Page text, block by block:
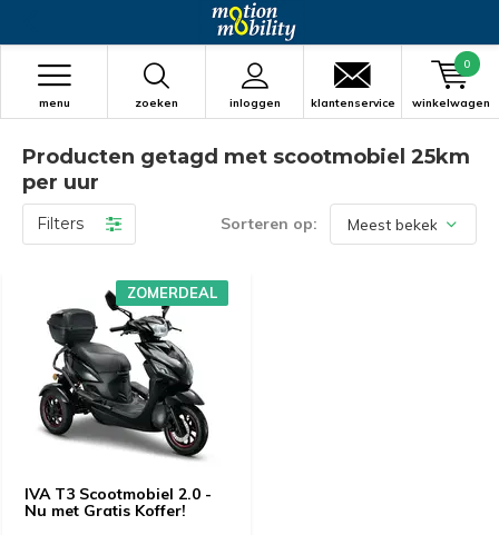
zoeken inloggen
menu klantenservice winkelwagen
0
Producten getagd met scootmobiel 25km
per uur
Filters Sorteren op:
IVA T3 Scootmobiel 2.0 -
Nu met Gratis Koffer!
ZOMERDEAL